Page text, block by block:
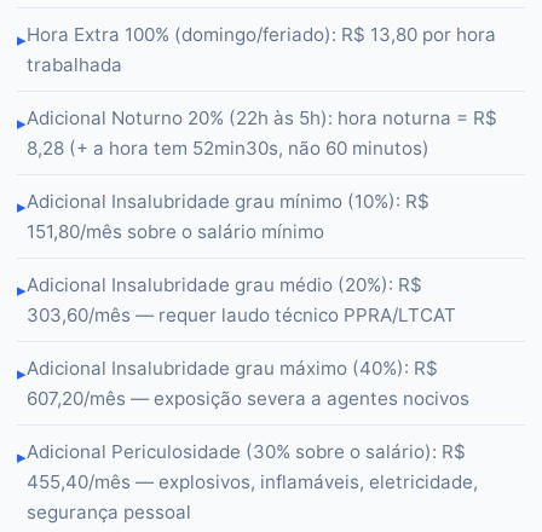
▸Hora Extra 100% (domingo/feriado): R$ 13,80 por hora
trabalhada
▸Adicional Noturno 20% (22h às 5h): hora noturna = R$
8,28 (+ a hora tem 52min30s, não 60 minutos)
▸Adicional Insalubridade grau mínimo (10%): R$
151,80/mês sobre o salário mínimo
▸Adicional Insalubridade grau médio (20%): R$
303,60/mês — requer laudo técnico PPRA/LTCAT
▸Adicional Insalubridade grau máximo (40%): R$
607,20/mês — exposição severa a agentes nocivos
▸Adicional Periculosidade (30% sobre o salário): R$
455,40/mês — explosivos, inflamáveis, eletricidade,
segurança pessoal